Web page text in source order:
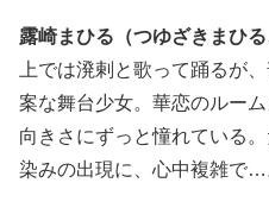
露崎まひる（つゆざきまひる
上では溌剌と歌って踊るが
案な舞台少女。華恋のルー
向きさにずっと憧れている
染みの出現に、心中複雑で…